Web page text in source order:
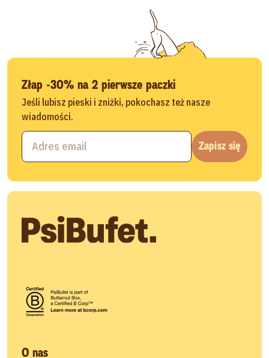
Złap -30% na 2 pierwsze paczki
Jeśli lubisz pieski i zniżki, pokochasz też nasze
wiadomości.
Zapisz się
O nas